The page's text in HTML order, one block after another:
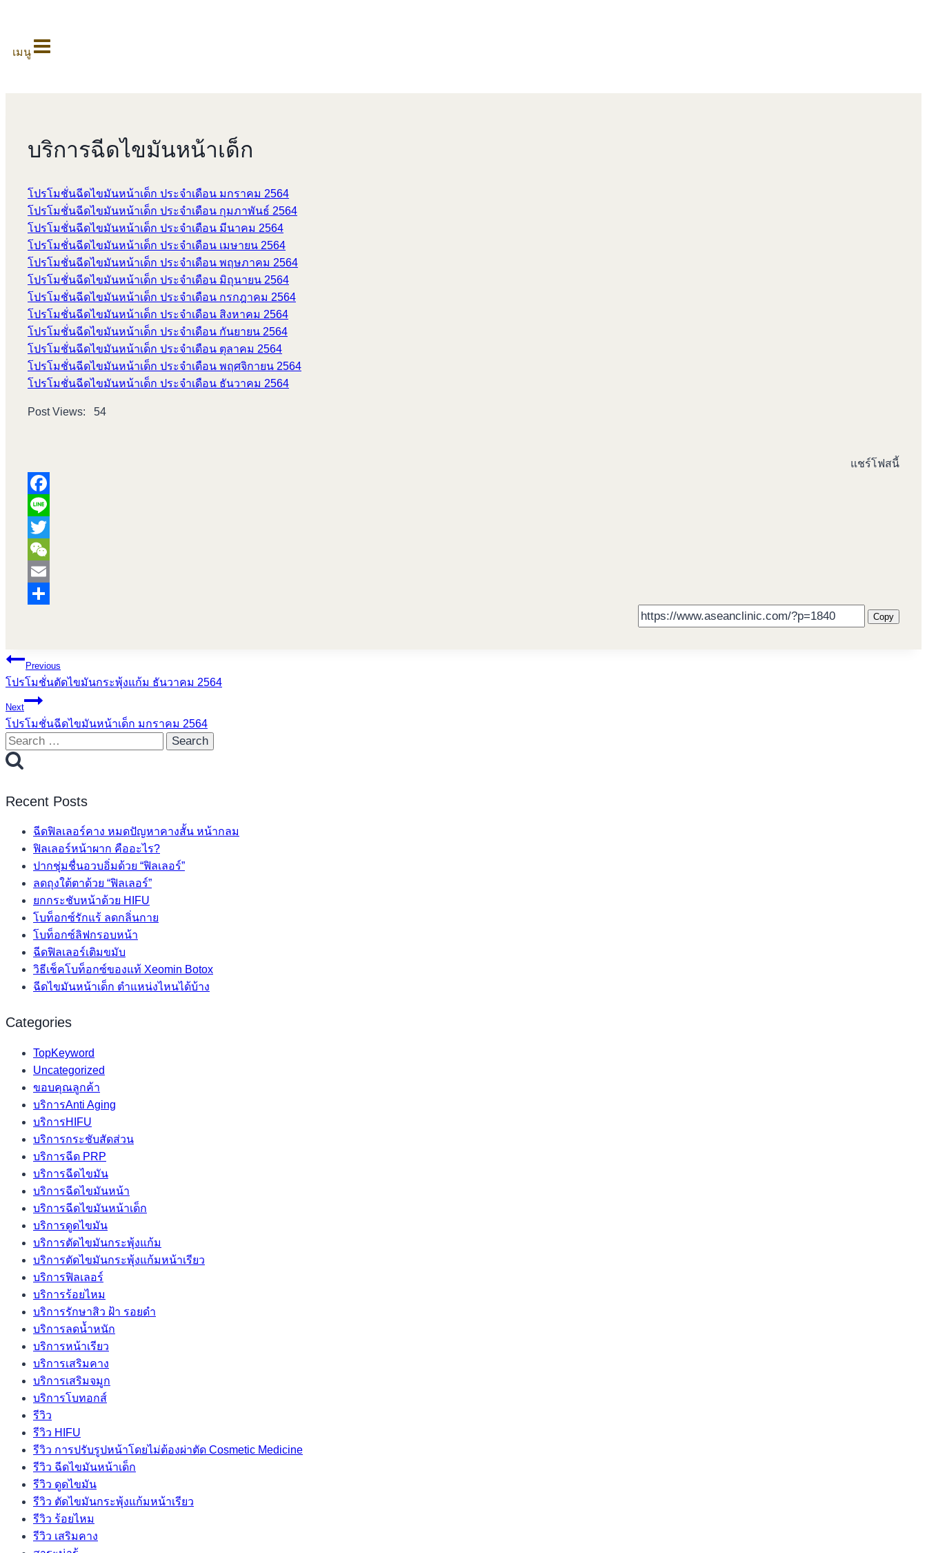
เมนู
บริการฉีดไขมันหน้าเด็ก
โปรโมชั่นฉีดไขมันหน้าเด็ก ประจำเดือน มกราคม 2564
โปรโมชั่นฉีดไขมันหน้าเด็ก ประจำเดือน กุมภาพันธ์ 2564
โปรโมชั่นฉีดไขมันหน้าเด็ก ประจำเดือน มีนาคม 2564
โปรโมชั่นฉีดไขมันหน้าเด็ก ประจำเดือน เมษายน 2564
โปรโมชั่นฉีดไขมันหน้าเด็ก ประจำเดือน พฤษภาคม 2564
โปรโมชั่นฉีดไขมันหน้าเด็ก ประจำเดือน มิถุนายน 2564
โปรโมชั่นฉีดไขมันหน้าเด็ก ประจำเดือน กรกฎาคม 2564
โปรโมชั่นฉีดไขมันหน้าเด็ก ประจำเดือน สิงหาคม 2564
โปรโมชั่นฉีดไขมันหน้าเด็ก ประจำเดือน กันยายน 2564
โปรโมชั่นฉีดไขมันหน้าเด็ก ประจำเดือน ตุลาคม 2564
โปรโมชั่นฉีดไขมันหน้าเด็ก ประจำเดือน พฤศจิกายน 2564
โปรโมชั่นฉีดไขมันหน้าเด็ก ประจำเดือน ธันวาคม 2564
Post Views: 54
แชร์โฟสนี้
Copy
Post
navigation
Previous
โปรโมชั่นตัดไขมันกระพุ้งแก้ม ธันวาคม 2564
Next
โปรโมชั่นฉีดไขมันหน้าเด็ก มกราคม 2564
Search
for:
Recent Posts
ฉีดฟิลเลอร์คาง หมดปัญหาคางสั้น หน้ากลม
ฟิลเลอร์หน้าผาก คืออะไร?
ปากชุ่มชื่นอวบอิ่มด้วย “ฟิลเลอร์”
ลดถุงใต้ตาด้วย “ฟิลเลอร์”
ยกกระชับหน้าด้วย HIFU
โบท็อกซ์รักแร้ ลดกลิ่นกาย
โบท็อกซ์ลิฟกรอบหน้า
ฉีดฟิลเลอร์เติมขมับ
วิธีเช็คโบท็อกซ์ของแท้ Xeomin Botox
ฉีดไขมันหน้าเด็ก ตำแหน่งไหนได้บ้าง
Categories
TopKeyword
Uncategorized
ขอบคุณลูกค้า
บริการAnti Aging
บริการHIFU
บริการกระชับสัดส่วน
บริการฉีด PRP
บริการฉีดไขมัน
บริการฉีดไขมันหน้า
บริการฉีดไขมันหน้าเด็ก
บริการดูดไขมัน
บริการตัดไขมันกระพุ้งแก้ม
บริการตัดไขมันกระพุ้งแก้มหน้าเรียว
บริการฟิลเลอร์
บริการร้อยไหม
บริการรักษาสิว ฝ้า รอยดำ
บริการลดน้ำหนัก
บริการหน้าเรียว
บริการเสริมคาง
บริการเสริมจมูก
บริการโบทอกส์
รีวิว
รีวิว HIFU
รีวิว การปรับรูปหน้าโดยไม่ต้องผ่าตัด Cosmetic Medicine
รีวิว ฉีดไขมันหน้าเด็ก
รีวิว ดูดไขมัน
รีวิว ตัดไขมันกระพุ้งแก้มหน้าเรียว
รีวิว ร้อยไหม
รีวิว เสริมคาง